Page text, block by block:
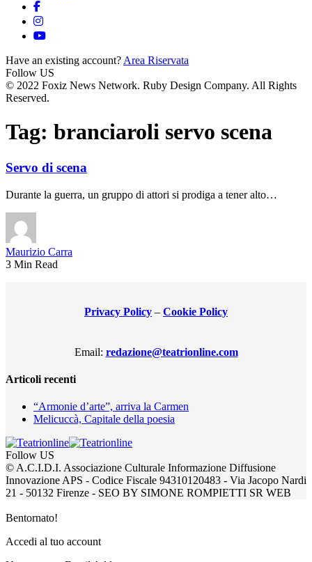
Have an existing account? Area Riservata
Follow US
© 2022 Foxiz News Network. Ruby Design Company. All Rights
Reserved.
Tag: branciaroli servo scena
Servo di scena
Durante la guerra, un gruppo di attori si prodiga a tener alto…
Maurizio Carra
3 Min Read
Privacy Policy – Cookie Policy
Email: redazione@teatrionline.com
Articoli recenti
“Armonie d’arte”, arriva la Carmen
Melicuccà, Capitale della poesia
Follow US
© A.C.I.D.I. Associazione Culturale Informazione Diffusione
Innovazione APS - Codice Fiscale 94310120483 - Via Jacopo Nardi
21 - 50132 Firenze - SEO BY SIMONE ROMPIETTI SR WEB
Bentornato!
Accedi al tuo account